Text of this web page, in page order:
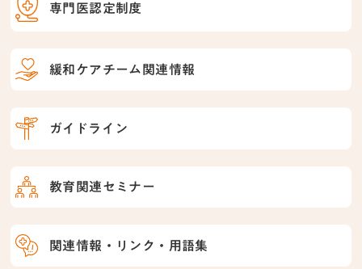
専門医認定制度
緩和ケアチーム関連情報
ガイドライン
教育関連セミナー
関連情報・リンク・用語集